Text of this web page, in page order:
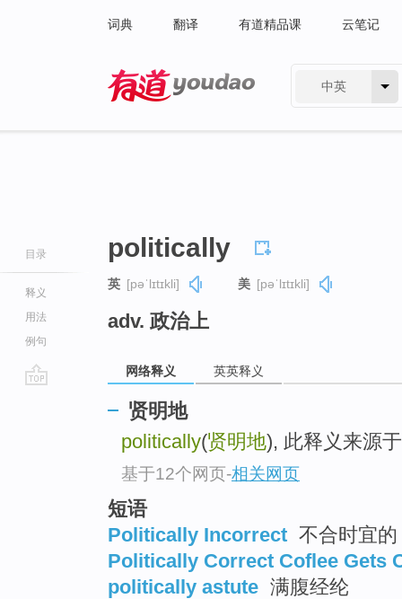
词典 翻译 有道精品课 云笔记
中英
目录
释义
用法
例句
politically
英 [pəˈlɪtɪkli] 美 [pəˈlɪtɪkli]
adv. 政治上
网络释义 英英释义
贤明地
politically(贤明地), 此释义来源
基于12个网页-相关网页
短语
Politically Incorrect 不合时宜的
Politically Correct Coflee Gets
politically astute 满腹经纶